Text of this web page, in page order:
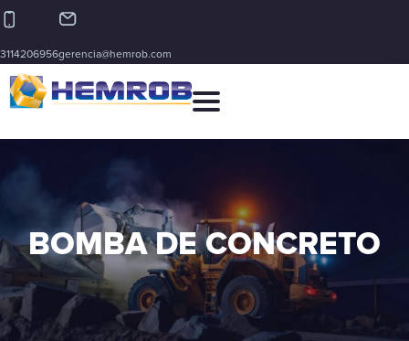
3114206956gerencia@hemrob.com
BOMBA DE CONCRETO